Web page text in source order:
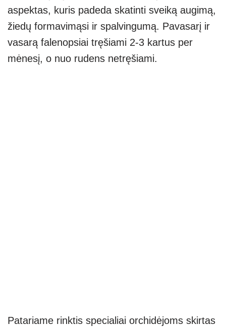
aspektas, kuris padeda skatinti sveiką augimą,
žiedų formavimąsi ir spalvingumą. Pavasarį ir
vasarą falenopsiai tręšiami 2-3 kartus per
mėnesį, o nuo rudens netręšiami.
Patariame rinktis specialiai orchidėjoms skirtas